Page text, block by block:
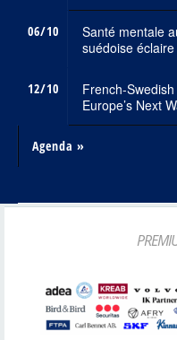
06/10
Santé mentale
suédoise
12/10
French-
Europe’s Next
Agenda »